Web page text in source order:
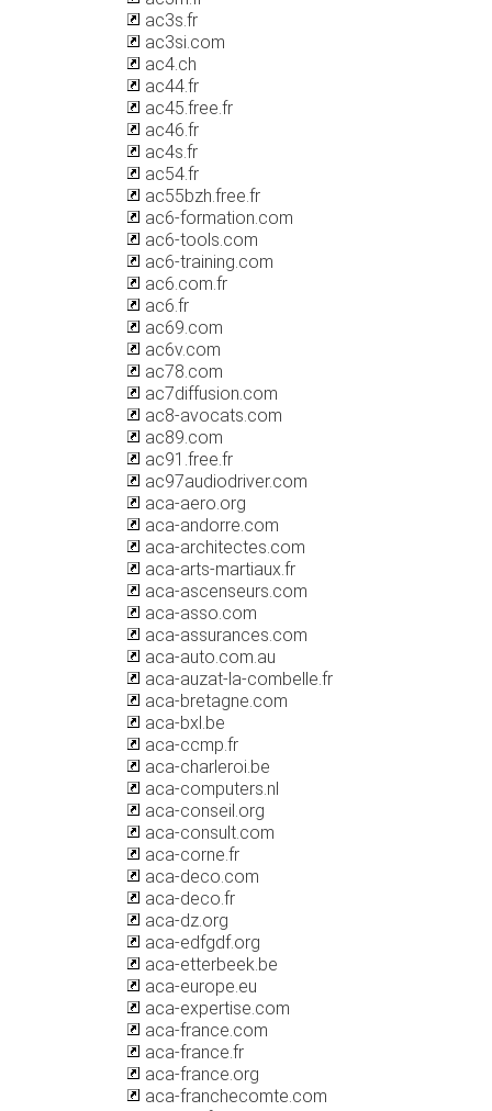
ac3s.fr
ac3si.com
ac4.ch
ac44.fr
ac45.free.fr
ac46.fr
ac4s.fr
ac54.fr
ac55bzh.free.fr
ac6-formation.com
ac6-tools.com
ac6-training.com
ac6.com.fr
ac6.fr
ac69.com
ac6v.com
ac78.com
ac7diffusion.com
ac8-avocats.com
ac89.com
ac91.free.fr
ac97audiodriver.com
aca-aero.org
aca-andorre.com
aca-architectes.com
aca-arts-martiaux.fr
aca-ascenseurs.com
aca-asso.com
aca-assurances.com
aca-auto.com.au
aca-auzat-la-combelle.fr
aca-bretagne.com
aca-bxl.be
aca-ccmp.fr
aca-charleroi.be
aca-computers.nl
aca-conseil.org
aca-consult.com
aca-corne.fr
aca-deco.com
aca-deco.fr
aca-dz.org
aca-edfgdf.org
aca-etterbeek.be
aca-europe.eu
aca-expertise.com
aca-france.com
aca-france.fr
aca-france.org
aca-franchecomte.com